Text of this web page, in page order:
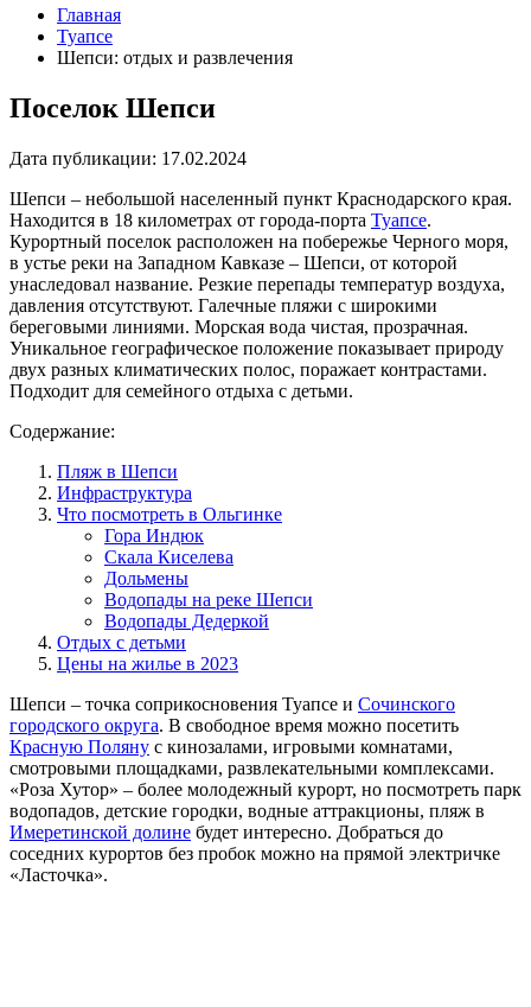
Главная
Туапсе
Шепси: отдых и развлечения
Поселок Шепси
Дата публикации: 17.02.2024
Шепси – небольшой населенный пункт Краснодарского края.
Находится в 18 километрах от города-порта Туапсе.
Курортный поселок расположен на побережье Черного моря,
в устье реки на Западном Кавказе – Шепси, от которой
унаследовал название. Резкие перепады температур воздуха,
давления отсутствуют. Галечные пляжи с широкими
береговыми линиями. Морская вода чистая, прозрачная.
Уникальное географическое положение показывает природу
двух разных климатических полос, поражает контрастами.
Подходит для семейного отдыха с детьми.
Содержание:
Пляж в Шепси
Инфраструктура
Что посмотреть в Ольгинке
Гора Индюк
Скала Киселева
Дольмены
Водопады на реке Шепси
Водопады Дедеркой
Отдых с детьми
Цены на жилье в 2023
Шепси – точка соприкосновения Туапсе и Сочинского
городского округа. В свободное время можно посетить
Красную Поляну с кинозалами, игровыми комнатами,
смотровыми площадками, развлекательными комплексами.
«Роза Хутор» – более молодежный курорт, но посмотреть парк
водопадов, детские городки, водные аттракционы, пляж в
Имеретинской долине будет интересно. Добраться до
соседних курортов без пробок можно на прямой электричке
«Ласточка».